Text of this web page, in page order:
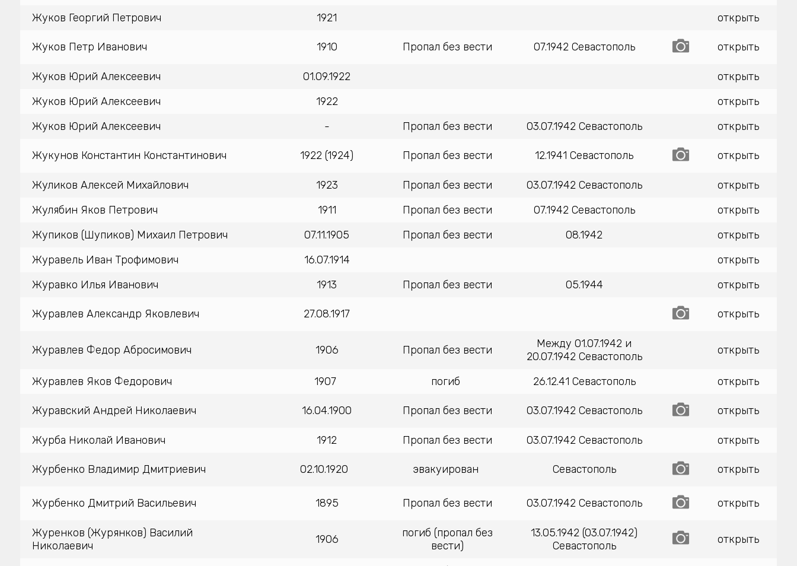
Жуков Георгий Петрович
1921 открыть
Жуков Петр Иванович 1910 Пропал без вести 07.1942 Севастополь открыть
Жуков Юрий Алексеевич 01.09.1922
открыть
Жуков Юрий Алексеевич
1922
открыть
Жуков Юрий Алексеевич
- Пропал без вести 03.07.1942 Севастополь открыть
Жукунов Константин Константинович 1922 (1924) Пропал без вести 12.1941 Севастополь открыть
Жуликов Алексей Михайлович 1923 Пропал без вести 03.07.1942 Севастополь
открыть
Жулябин Яков Петрович
1911 Пропал без вести 07.1942 Севастополь
открыть
Жупиков (Шупиков) Михаил Петрович
07.11.1905 Пропал без вести 08.1942
открыть
Журавель Иван Трофимович
16.07.1914
открыть
Журавко Илья Иванович
1913 Пропал без вести 05.1944 открыть
Журавлев Александр Яковлевич 27.08.1917 открыть
Журавлев Федор Абросимович 1906 Пропал без вести
Между 01.07.1942 и
20.07.1942 Севастополь
открыть
Журавлев Яков Федорович 1907 погиб 26.12.41 Севастополь открыть
Журавский Андрей Николаевич 16.04.1900 Пропал без вести 03.07.1942 Севастополь открыть
Журба Николай Иванович 1912 Пропал без вести 03.07.1942 Севастополь открыть
Журбенко Владимир Дмитриевич 02.10.1920 эвакуирован Севастополь открыть
Журбенко Дмитрий Васильевич 1895 Пропал без вести 03.07.1942 Севастополь открыть
Журенков (Журянков) Василий
Николаевич
1906
погиб (пропал без
вести)
13.05.1942 (03.07.1942)
Севастополь
открыть